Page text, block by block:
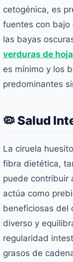
cetogénica, es
fuentes con
las bayas
verduras de
es mínimo y los
predominantes
🦠 Salud
La ciruela
fibra dietética,
puede contribuir
actúa como
beneficiosas del
diverso y
regularidad
grasos de